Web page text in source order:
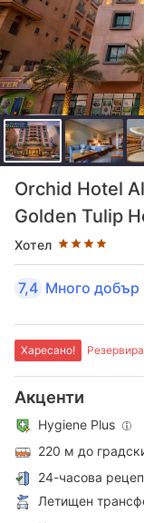
Orchid Hotel
Golden Tulip
Хотел
Оценка в
7,4 Много добър
Харесано!
Акценти
Hygiene Plus
220 м до
24-часова
Летищен